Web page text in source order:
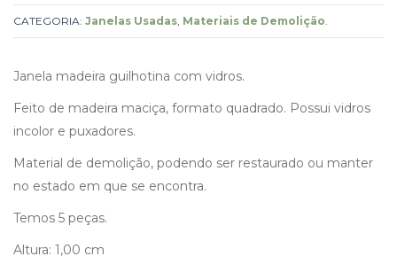
CATEGORIA: Janelas Usadas Materiais de Demolição
Janela madeira guilhotina com vidros.
Feito de madeira maciça, formato quadrado. Possui vidros
incolor e puxadores.
Material de demolição, podendo ser restaurado ou manter
no estado em que se encontra.
Temos 5 peças.
Altura: 1,00 cm